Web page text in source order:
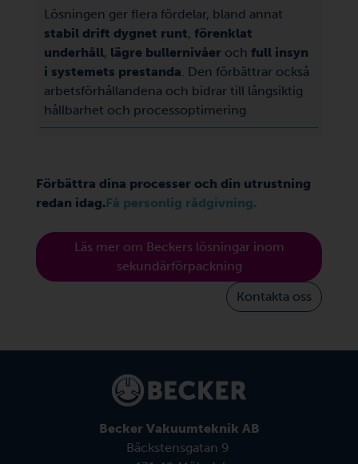
Lösningen ger flera fördelar, bland annat
stabil drift dygnet runt, förenklat
underhåll, lägre bullernivåer och full insyn
i systemets prestanda. Den förbättrar också
arbetsförhållandena och bidrar till långsiktig
hållbarhet och processoptimering.
Förbättra dina processer och din utrustning
redan idag.Få personlig rådgivning.
Läs mer om Beckers lösningar inom
sekundärförpackning
Kontakta oss
Becker Vakuumteknik AB
Bäckstensgatan 9